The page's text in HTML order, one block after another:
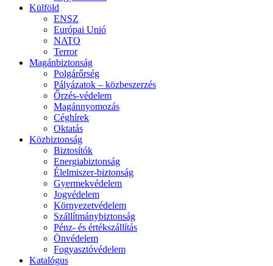
Külföld
ENSZ
Európai Unió
NATO
Terror
Magánbiztonság
Polgárőrség
Pályázatok – közbeszerzés
Őrzés-védelem
Magánnyomozás
Céghírek
Oktatás
Közbiztonság
Biztosítók
Energiabiztonság
Élelmiszer-biztonság
Gyermekvédelem
Jogvédelem
Környezetvédelem
Szállítmánybiztonság
Pénz- és értékszállítás
Önvédelem
Fogyasztóvédelem
Katalógus